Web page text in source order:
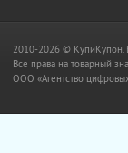
2010-2026 © КупиКупон.
Все права на товарный
OOO «Агентство